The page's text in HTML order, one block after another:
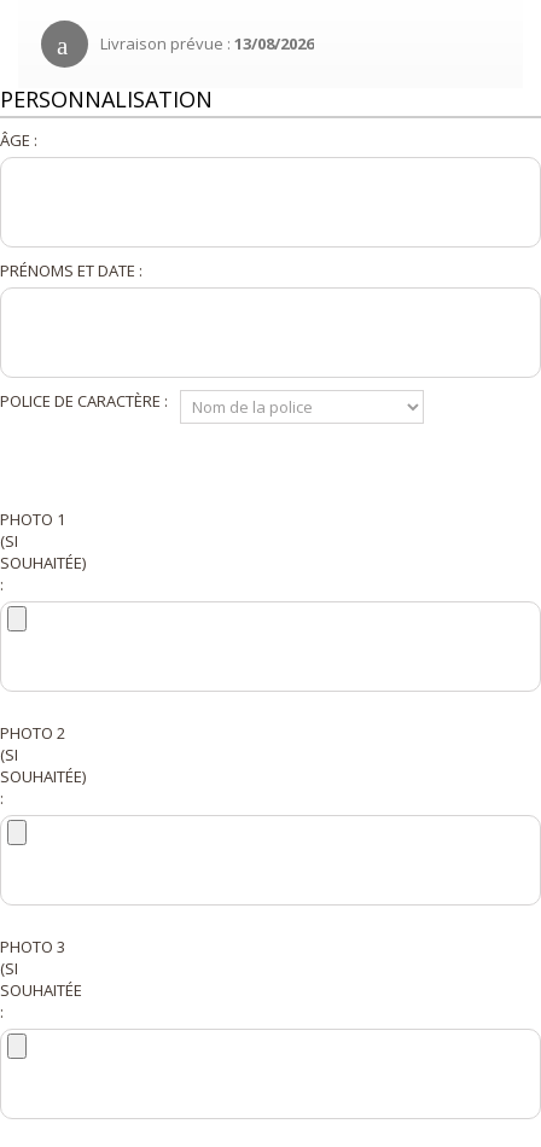
Livraison prévue : 13/08/2026
PERSONNALISATION
ÂGE :
PRÉNOMS ET DATE :
POLICE DE CARACTÈRE :
PHOTO 1
(SI
SOUHAITÉE)
:
PHOTO 2
(SI
SOUHAITÉE)
:
PHOTO 3
(SI
SOUHAITÉE
: